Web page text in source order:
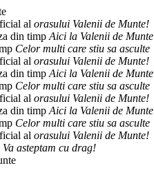
al orasului Valenii de Munte!
din timp Aici la Valenii de Munte
Celor multi care stiu sa asculte
al orasului Valenii de Munte!
din timp Aici la Valenii de Munte
Celor multi care stiu sa asculte
al orasului Valenii de Munte!
din timp Aici la Valenii de Munte
Celor multi care stiu sa asculte
al orasului Valenii de Munte!
Va asteptam cu drag!